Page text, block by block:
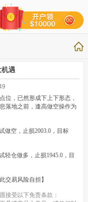
遇
位，已然形成下上下形态，
落地之前，逢高做空操作为
做空，止损2003.0，目标
轻仓做多，止损1945.0，目
交易风险自担】
接受以下免责条款：